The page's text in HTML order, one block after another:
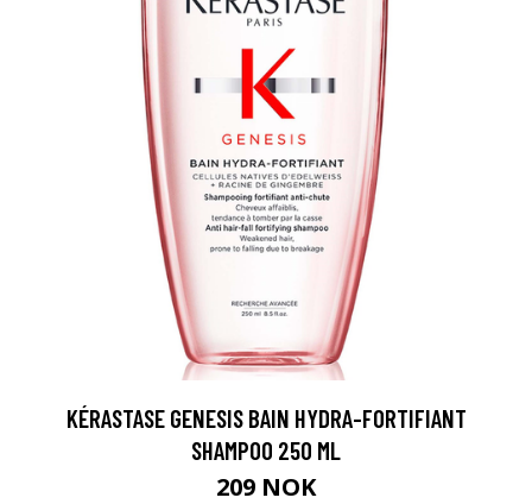
KÉRASTASE GENESIS BAIN HYDRA-FORTIFIANT
SHAMPOO 250 ML
209 NOK